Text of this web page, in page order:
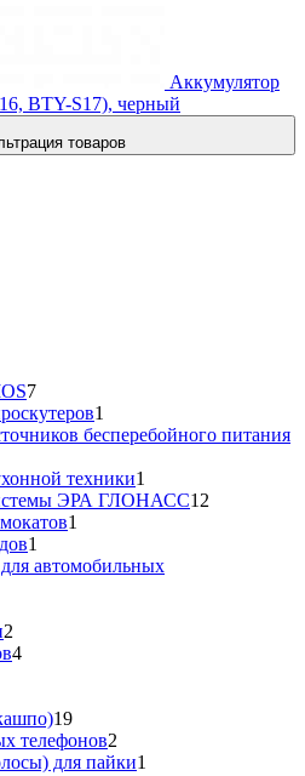
Аккумулятор
BTY-S17), черный
товаров
77
товаров1
товар
бесперебойного питания
техники1
товар
ЭРА ГЛОНАСС12
1
1
товар
автомобильных
2
товара
44
1919
товаров
телефонов2
товара
для пайки1